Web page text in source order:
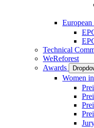
Technical
WeReforest
Awards
Women